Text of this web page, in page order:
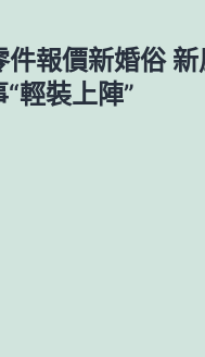
件報價新婚俗
輕裝上陣”